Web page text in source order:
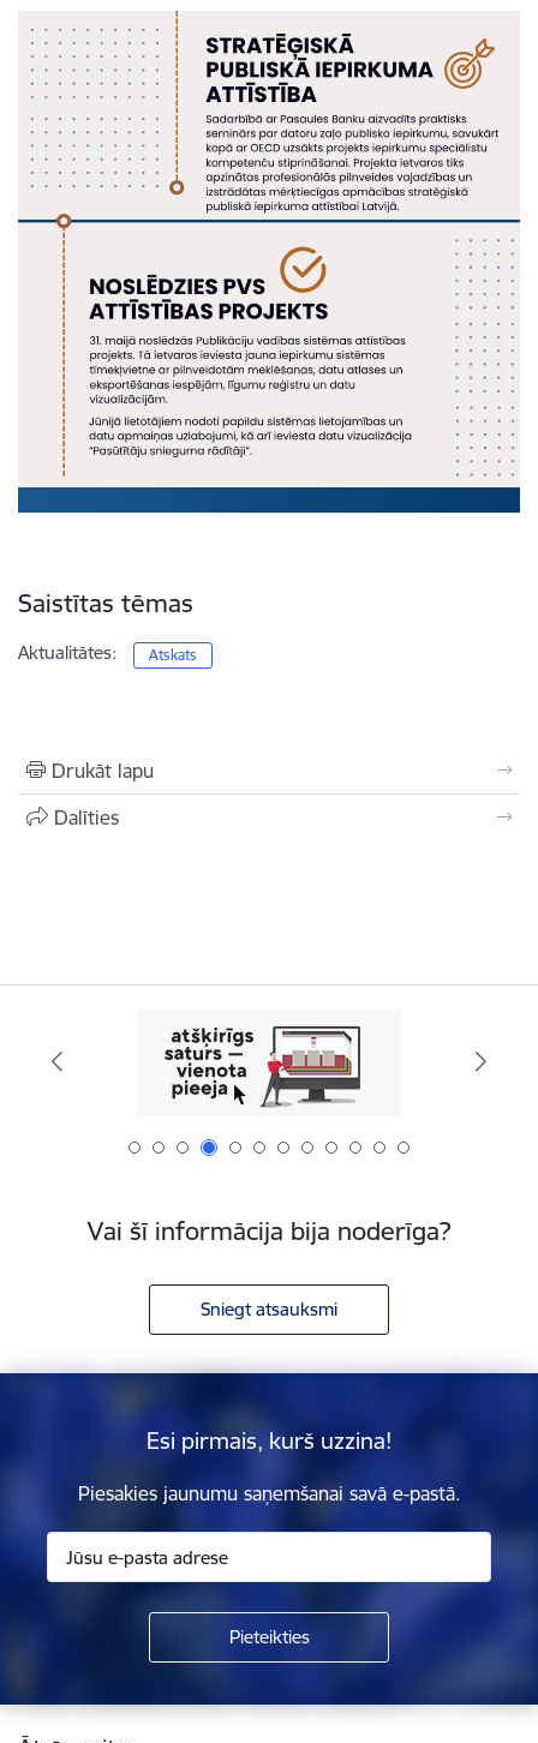
Saistītas tēmas
Aktualitātes: Atskats
Drukāt lapu
Dalīties
Vai šī informācija bija noderīga?
Sniegt atsauksmi
Esi pirmais, kurš uzzina!
Piesakies jaunumu saņemšanai savā e-pastā.
Kājene